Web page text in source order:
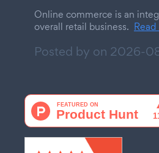
Online commerce is an
overall retail business.
Posted by on 2026-